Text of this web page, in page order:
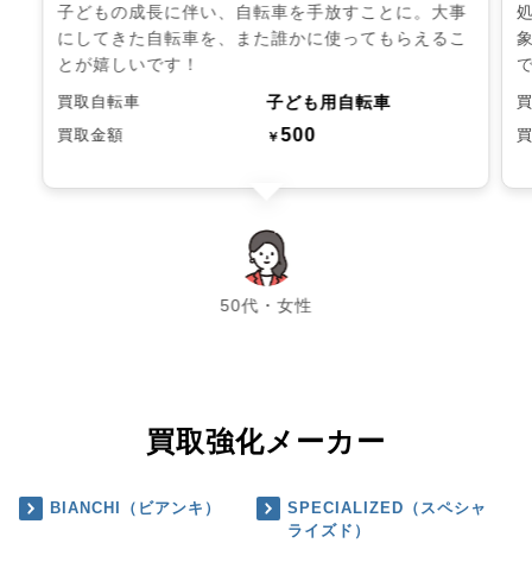
子どもの成長に伴い、自転車を手放すことに。大事
にしてきた自転車を、また誰かに使ってもらえるこ
とが嬉しいです！
買取自転車 子ども用自転車
買取金額 ￥500
50代・女性
chevron_left chevron_right
買取強化メーカー
BIANCHI（ビアンキ）
SPECIALIZED（スペシャ
ライズド）